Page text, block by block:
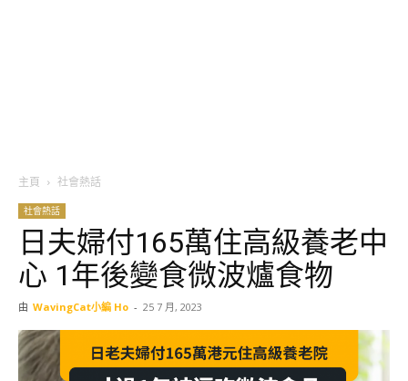
主頁 社會熱話
社會熱話
日夫婦付165萬住高級養老中
心 1年後變食微波爐食物
由 WavingCat小編 Ho - 25 7 月, 2023